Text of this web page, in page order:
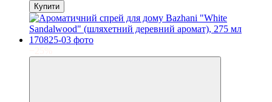
Купити